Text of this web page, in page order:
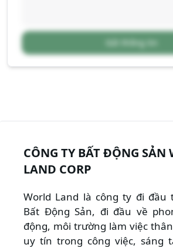
Gửi thông tin
CÔNG TY BẤT ĐỘNG SẢN
LAND CORP
World Land là công ty đi đầu
Bất Động Sản, đi đầu về
động, môi trường làm việc
uy tín trong công việc, sáng